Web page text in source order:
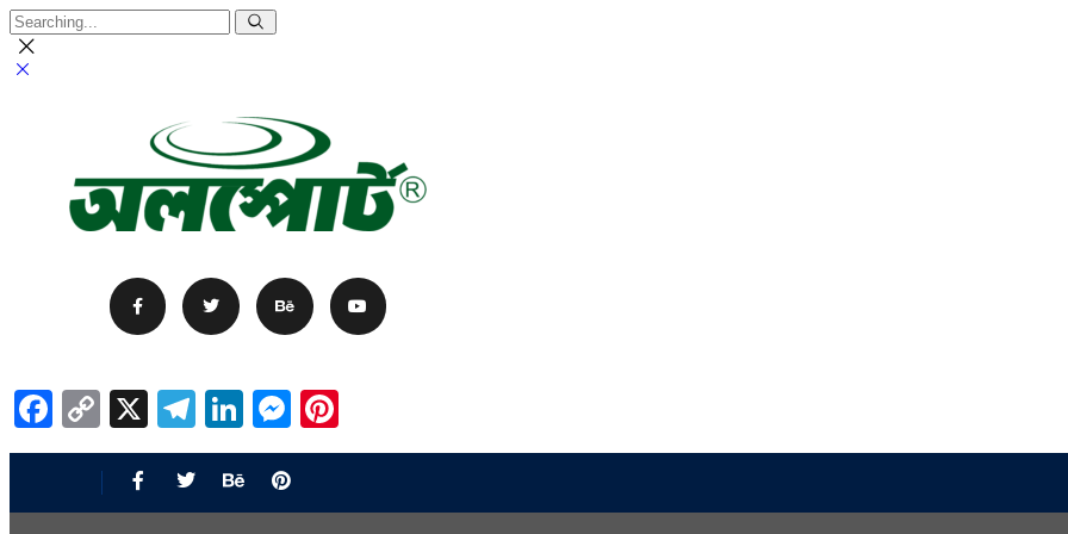
Facebook
Copy
Link
X Telegram
LinkedIn
Messenger